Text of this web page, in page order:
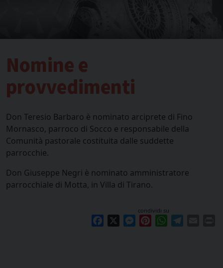
Nomine e
provvedimenti
Don Teresio Barbaro è nominato arciprete di Fino
Mornasco, parroco di Socco e responsabile della
Comunità pastorale costituita dalle suddette
parrocchie.
Don Giuseppe Negri è nominato amministratore
parrocchiale di Motta, in Villa di Tirano.
condividi su
Facebook Messenger
PinterestWhatsApp